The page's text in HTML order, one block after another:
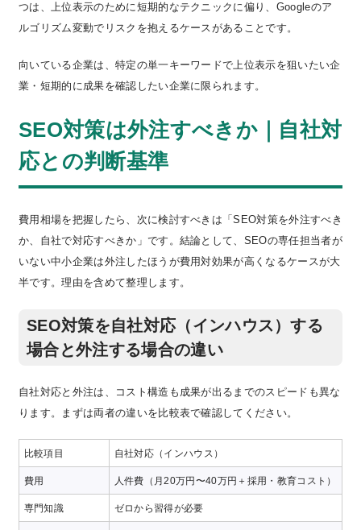
つは、上位表示のために短期的なテクニックに偏り、Googleのア
ルゴリズム変動でリスクを抱えるケースがあることです。
向いている企業は、特定の単一キーワードで上位表示を狙いたい企
業・短期的に成果を確認したい企業に限られます。
SEO対策は外注すべきか｜自社対
応との判断基準
費用相場を把握したら、次に検討すべきは「SEO対策を外注すべき
か、自社で対応すべきか」です。結論として、SEOの専任担当者が
いない中小企業は外注したほうが費用対効果が高くなるケースが大
半です。理由を含めて整理します。
SEO対策を自社対応（インハウス）する
場合と外注する場合の違い
自社対応と外注は、コスト構造も成果が出るまでのスピードも異な
ります。まずは両者の違いを比較表で確認してください。
比較項目 自社対応（インハウス）
費用 人件費（月20万円〜40万円＋採用・教育コスト）
専門知識 ゼロから習得が必要